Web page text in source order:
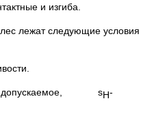
и изгиба.
лежат следующие условия
допускаемое, sH-